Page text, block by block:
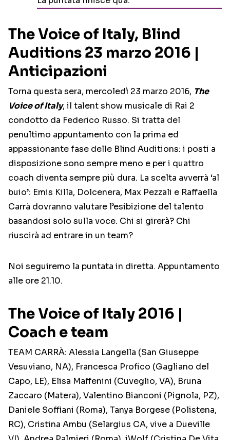
The Voice of Italy, Blind
Auditions 23 marzo 2016 |
Anticipazioni
Torna questa sera, mercoledì 23 marzo 2016, The
Voice of Italy, il talent show musicale di Rai 2
condotto da Federico Russo. Si tratta del
penultimo appuntamento con la prima ed
appassionante fase delle Blind Auditions: i posti a
disposizione sono sempre meno e per i quattro
coach diventa sempre più dura. La scelta avverrà ‘al
buio’: Emis Killa, Dolcenera, Max Pezzali e Raffaella
Carrà dovranno valutare l’esibizione del talento
basandosi solo sulla voce. Chi si girerà? Chi
riuscirà ad entrare in un team?
Noi seguiremo la puntata in diretta. Appuntamento
alle ore 21.10.
The Voice of Italy 2016 |
Coach e team
TEAM CARRÀ: Alessia Langella (San Giuseppe
Vesuviano, NA), Francesca Profico (Gagliano del
Capo, LE), Elisa Maffenini (Cuveglio, VA), Bruna
Zaccaro (Matera), Valentino Bianconi (Pignola, PZ),
Daniele Soffiani (Roma), Tanya Borgese (Polistena,
RC), Cristina Ambu (Selargius CA, vive a Dueville